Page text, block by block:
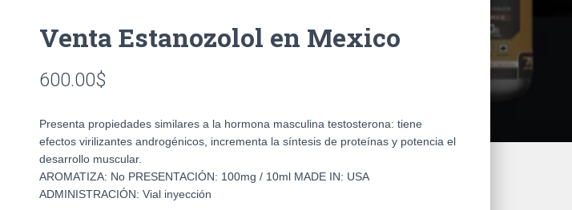
Venta Estanozolol en Mexico
600.00$
Presenta propiedades similares a la hormona masculina testosterona: tiene
efectos virilizantes androgénicos, incrementa la síntesis de proteínas y potencia el
desarrollo muscular.
AROMATIZA: No PRESENTACIÓN: 100mg / 10ml MADE IN: USA
ADMINISTRACIÓN: Vial inyección